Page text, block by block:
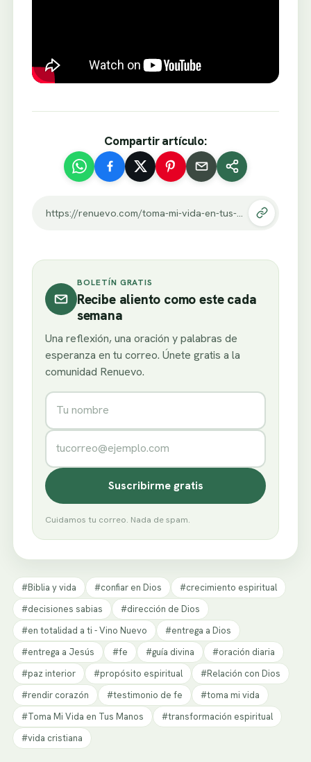
Compartir artículo:
https://renuevo.com/toma-mi-vida-en-tus-manos.html
BOLETÍN GRATIS
Recibe aliento como este cada
semana
Una reflexión, una oración y palabras de
esperanza en tu correo. Únete gratis a la
comunidad Renuevo.
Nombre
Correo electrónico
Suscribirme gratis
Cuidamos tu correo. Nada de spam.
#Biblia y vida #confiar en Dios
#crecimiento espiritual
#decisiones sabias
#dirección de Dios
#en totalidad a ti - Vino Nuevo
#entrega a Dios
#entrega a Jesús
#fe #guía divina
#oración diaria
#paz interior
#propósito espiritual
#Relación con Dios
#rendir corazón
#testimonio de fe
#toma mi vida
#Toma Mi Vida en Tus Manos
#transformación espiritual
#vida cristiana